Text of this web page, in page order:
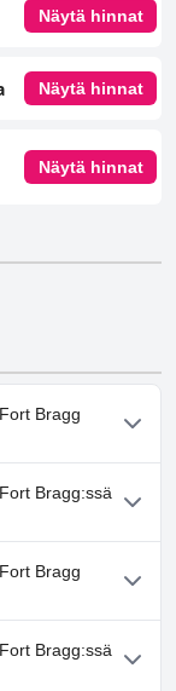
Näytä hinnat
Näytä hinnat
Näytä hinnat
Bragg
ei ole uima-
Bragg:ssä
ei tarjoa
Bragg
ei salli koiria.
Bragg:ssä